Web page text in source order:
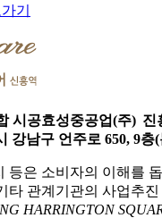
기
시공효성중공업(주) 진
강남구 언주로 650, 9층
은 소비자의 이해를
타 관계기관의 사업추
HARRINGTON